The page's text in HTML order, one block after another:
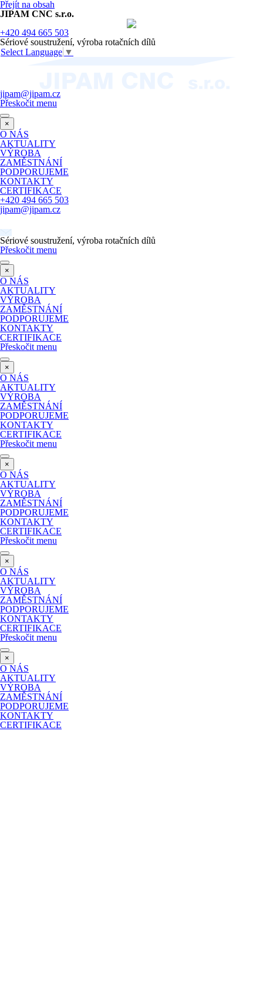
Přejít na obsah
JIPAM CNC s.r.o.
+420 494 665 503
Sériové soustružení, výroba rotačních dílů
Select Language ▼
jipam@jipam.cz
Přeskočit menu
×
O NÁS
AKTUALITY
VÝROBA
ZAMĚSTNÁNÍ
PODPORUJEME
KONTAKTY
CERTIFIKACE
+420 494 665 503
jipam@jipam.cz
Sériové soustružení, výroba rotačních dílů
Přeskočit menu
×
O NÁS
AKTUALITY
VÝROBA
ZAMĚSTNÁNÍ
PODPORUJEME
KONTAKTY
CERTIFIKACE
Přeskočit menu
×
O NÁS
AKTUALITY
VÝROBA
ZAMĚSTNÁNÍ
PODPORUJEME
KONTAKTY
CERTIFIKACE
Přeskočit menu
×
O NÁS
AKTUALITY
VÝROBA
ZAMĚSTNÁNÍ
PODPORUJEME
KONTAKTY
CERTIFIKACE
Přeskočit menu
×
O NÁS
AKTUALITY
VÝROBA
ZAMĚSTNÁNÍ
PODPORUJEME
KONTAKTY
CERTIFIKACE
Přeskočit menu
×
O NÁS
AKTUALITY
VÝROBA
ZAMĚSTNÁNÍ
PODPORUJEME
KONTAKTY
CERTIFIKACE